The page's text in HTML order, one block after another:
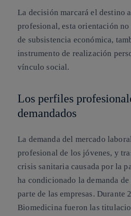
La decisión marcará el destino
profesional, esta orientación no
de subsistencia económica,
instrumento de realización
vínculo social.
Los perfiles
demandados
La demanda del mercado
profesional de los jóvenes, y
crisis sanitaria causada por la
ha condicionado la demanda
parte de las empresas. Durante
Biomedicina fueron las